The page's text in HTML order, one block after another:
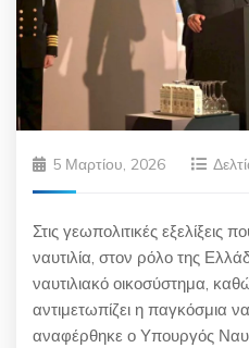
5 Μαρτίου, 2026
Στις γεωπολιτικές εξελίξεις
ναυτιλία, στον ρόλο της
ναυτιλιακό οικοσύστημα,
αντιμετωπίζει η παγκόσμια
αναφέρθηκε ο Υπουργός